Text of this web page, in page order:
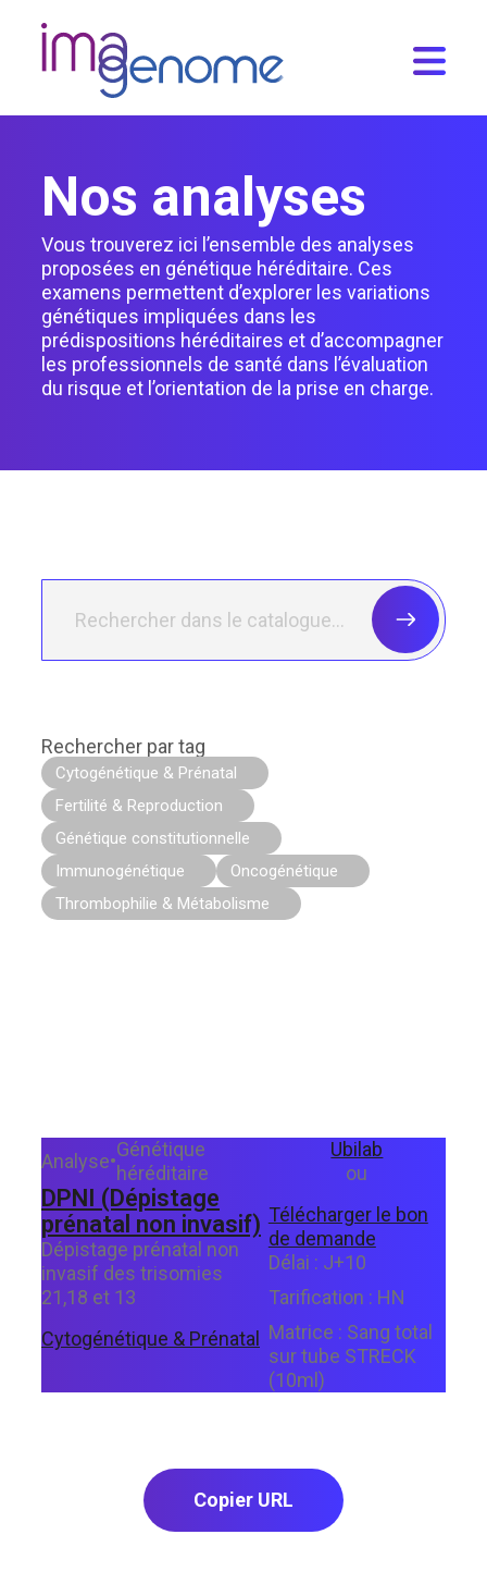
Nos analyses
Vous trouverez ici l’ensemble des analyses
proposées en génétique héréditaire. Ces
examens permettent d’explorer les variations
génétiques impliquées dans les
prédispositions héréditaires et d’accompagner
les professionnels de santé dans l’évaluation
du risque et l’orientation de la prise en charge.
Rechercher par tag
Cytogénétique & Prénatal
Fertilité & Reproduction
Génétique constitutionnelle
Immunogénétique
Oncogénétique
Thrombophilie & Métabolisme
Analyse•
Génétique
héréditaire
DPNI (Dépistage
prénatal non invasif)
Dépistage prénatal non
invasif des trisomies
21,18 et 13
Cytogénétique & Prénatal
Ubilab
ou
Télécharger le bon
de demande
Délai : J+10
Tarification : HN
Matrice : Sang total
sur tube STRECK
(10ml)
Copier URL